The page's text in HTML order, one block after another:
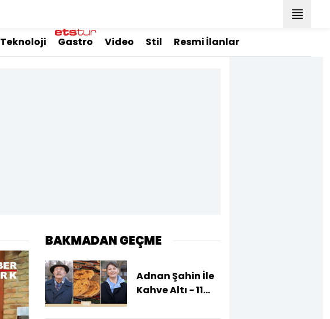
Teknoloji Gastro Video Stil Resmi İlanlar
BAKMADAN GEÇME
Adnan Şahin İle
Kahve Altı - 11